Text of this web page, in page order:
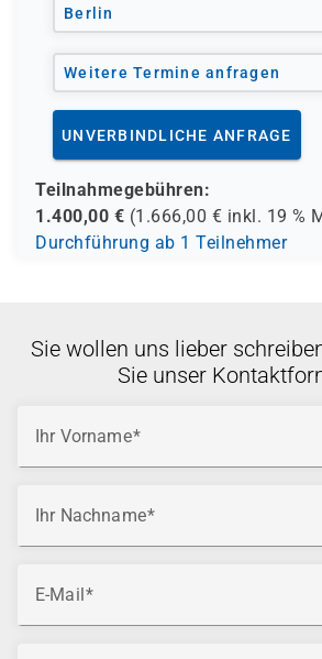
Berlin
Weitere Termine anfragen
UNVERBINDLICHE ANFRAGE
Teilnahmegebühren:
1.400,00 € (1.666,00 € inkl. 19 %
Durchführung ab 1 Teilnehmer
Sie wollen uns lieber
Sie unser
Ihr Vorname
Ihr Nachname
E-Mail